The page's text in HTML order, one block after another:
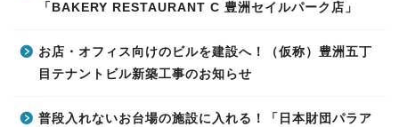
「BAKERY RESTAURANT C 豊洲セイルパーク店」
お店・オフィス向けのビルを建設へ！（仮称）豊洲五丁
目テナントビル新築工事のお知らせ
普段入れないお台場の施設に入れる！「日本財団パラア